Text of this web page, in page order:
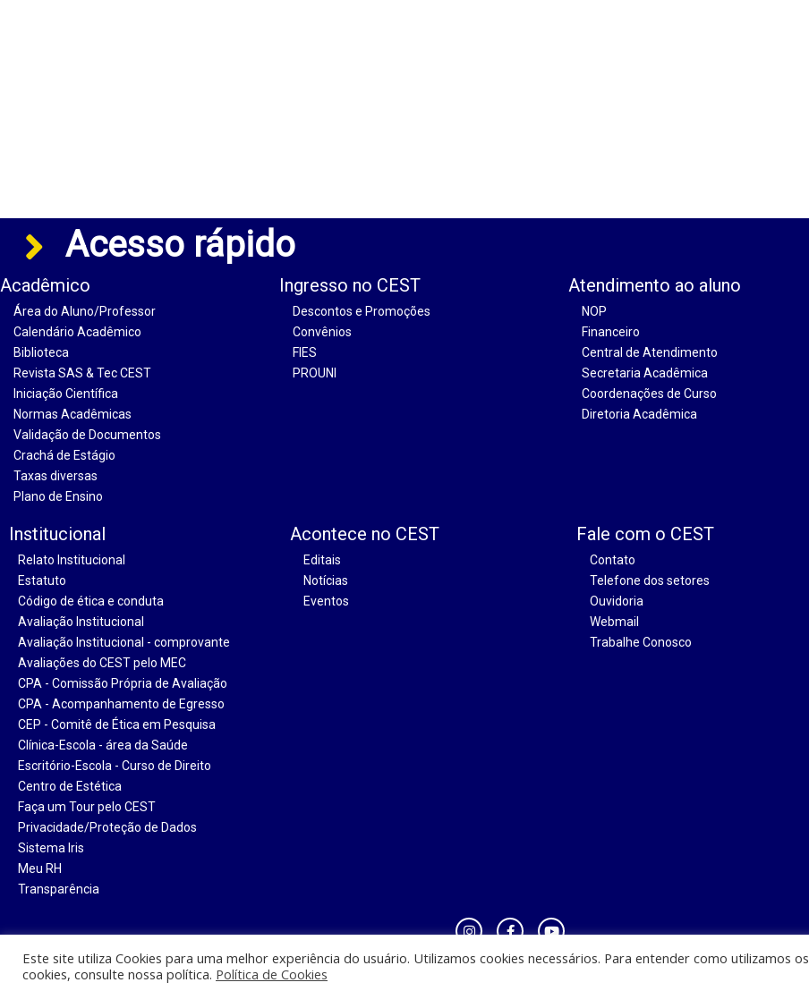
Acesso rápido
Acadêmico
Área do Aluno/Professor
Calendário Acadêmico
Biblioteca
Revista SAS & Tec CEST
Iniciação Científica
Normas Acadêmicas
Validação de Documentos
Crachá de Estágio
Taxas diversas
Plano de Ensino
Ingresso no CEST
Descontos e Promoções
Convênios
FIES
PROUNI
Atendimento ao aluno
NOP
Financeiro
Central de Atendimento
Secretaria Acadêmica
Coordenações de Curso
Diretoria Acadêmica
Institucional
Relato Institucional
Estatuto
Código de ética e conduta
Avaliação Institucional
Avaliação Institucional - comprovante
Avaliações do CEST pelo MEC
CPA - Comissão Própria de Avaliação
CPA - Acompanhamento de Egresso
CEP - Comitê de Ética em Pesquisa
Clínica-Escola - área da Saúde
Escritório-Escola - Curso de Direito
Centro de Estética
Faça um Tour pelo CEST
Privacidade/Proteção de Dados
Sistema Iris
Meu RH
Transparência
Acontece no CEST
Editais
Notícias
Eventos
Fale com o CEST
Contato
Telefone dos setores
Ouvidoria
Webmail
Trabalhe Conosco
Este site utiliza Cookies para uma melhor experiência do usuário. Utilizamos cookies necessários. Para entender como utilizamos os
cookies, consulte nossa política. Política de Cookies